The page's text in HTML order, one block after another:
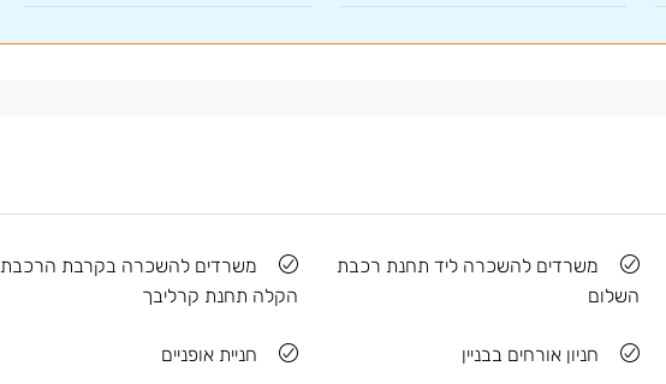
משרדים להשכרה ליד תחנת רכבת
השלום
משרדים להשכרה בקרבת הרכבת
הקלה תחנת קרליבך
חניון אורחים בבניין חניית אופניים